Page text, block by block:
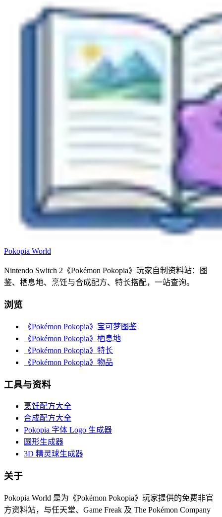
Pokopia World
Nintendo Switch 2《Pokémon Pokopia》玩家自制资料站：图
鉴、栖息地、烹饪与合成配方、特长搭配，一站查询。
浏览
《Pokémon Pokopia》宝可梦图鉴
《Pokémon Pokopia》栖息地
《Pokémon Pokopia》特长
《Pokémon Pokopia》物品
工具与资料
烹饪配方大全
合成配方大全
Pokopia 字体 Logo 生成器
圆形生成器
3D 精灵球生成器
关于
Pokopia World 是为《Pokémon Pokopia》玩家提供的免费非官
方资料站，与任天堂、Game Freak 及 The Pokémon Company